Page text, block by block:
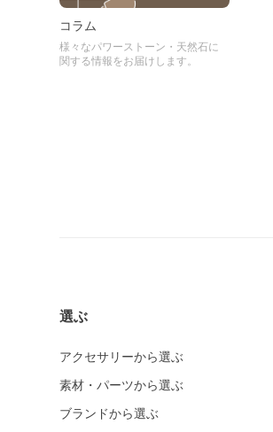
コラム
様々なパワーストーン・天然石に
関する情報をお届けします。
選ぶ
アクセサリーから選ぶ
素材・パーツから選ぶ
ブランドから選ぶ